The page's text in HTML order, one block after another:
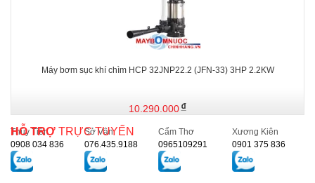
Máy bơm sục khí chìm HCP 32JNP22.2 (JFN-33) 3HP 2.2KW
10.290.000
HỖ TRỢ TRỰC TUYẾN
Thủy Tiên
0908 034 836
Sở Vân
076.435.9188
Cẩm Thơ
0965109291
Xương Kiên
0901 375 836